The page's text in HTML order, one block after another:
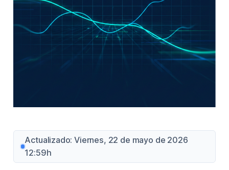
Actualizado: Viernes, 22 de mayo de 2026
12:59h